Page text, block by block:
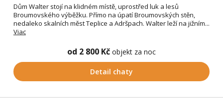
Dům Walter stojí na klidném místě, uprostřed luk a lesů
Broumovského výběžku. Přímo na úpatí Broumovských stěn,
nedaleko skalních měst Teplice a Adršpach. Walter leží na jižním...
Viac
od 2 800 Kč objekt za noc
Detail chaty